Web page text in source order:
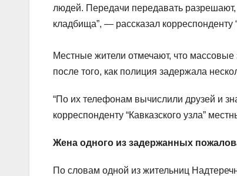
людей. Передачи передавать
кладбища”, — рассказал корреспонденту
Местные жители отмечают, что
после того, как полиция задержала
“По их телефонам вычислили друзей и
корреспонденту “Кавказского узла”
Жена одного из задержанных
По словам одной из жительниц